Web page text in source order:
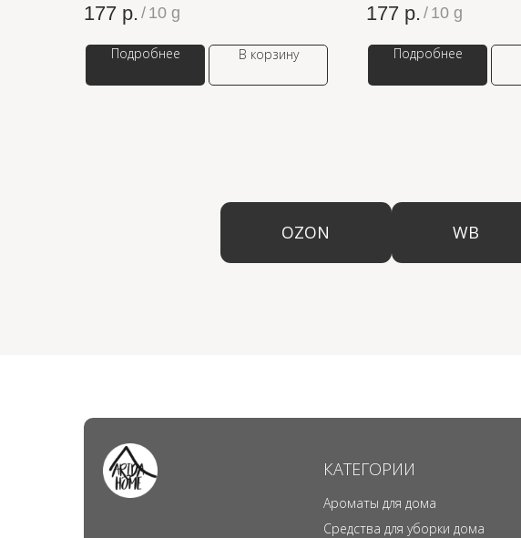
177 р. / 10 g
Подробнее В корзину
177 р. / 10 g
Подробнее
OZON WB
КАТЕГОРИИ
Ароматы для дома
Средства для уборки дома